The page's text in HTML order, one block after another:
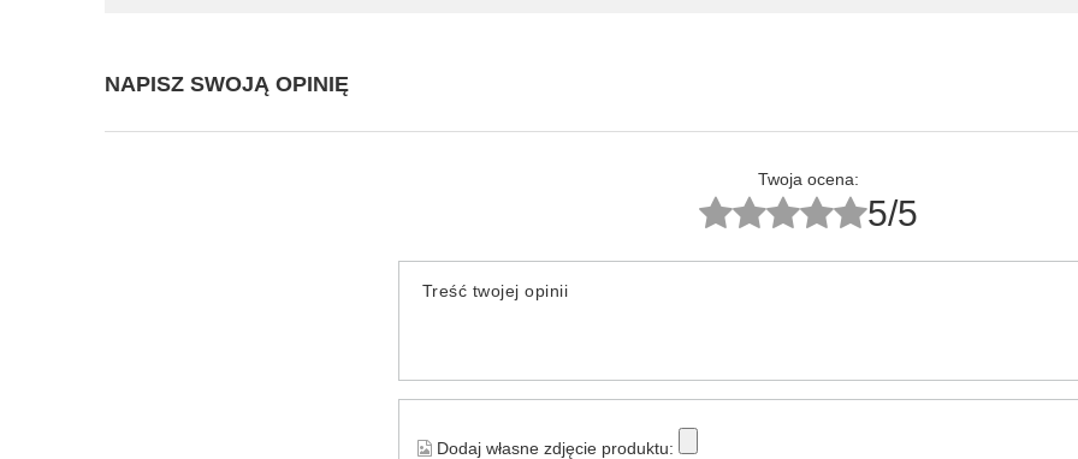
NAPISZ SWOJĄ OPINIĘ
Twoja ocena:
5/5
Treść twojej opinii
Dodaj własne zdjęcie produktu: